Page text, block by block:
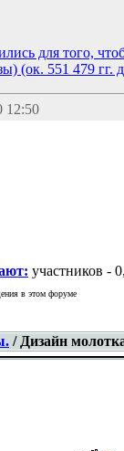
для того,
(ок. 551 479 гг.
12:50
участников -
в этом форуме
/ Дизайн